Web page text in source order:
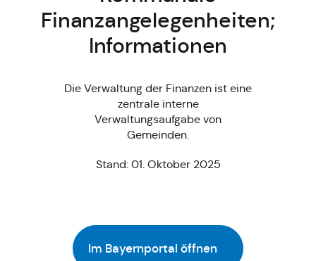
Finanzangelegenheiten;
Informationen
Die Verwaltung der Finanzen ist eine
zentrale interne
Verwaltungsaufgabe von
Gemeinden.
Stand: 01. Oktober 2025
Im Bayernportal öffnen